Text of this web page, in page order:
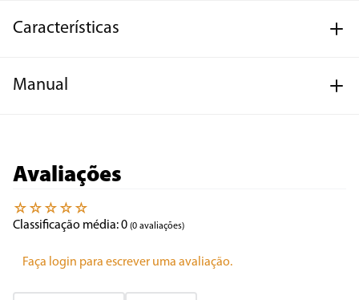
Características
Manual
Avaliações
☆ ☆ ☆ ☆ ☆
Classificação média: 0 (0 avaliações)
Faça login para escrever uma avaliação.